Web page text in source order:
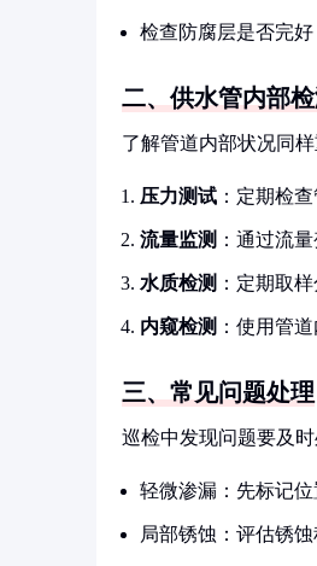
检查防腐层是否完
二、供水管内部检
了解管道内部状况同
压力测试 ：定期检
流量监测 ：通过流
水质检测 ：定期取
内窥检测 ：使用管
三、常见问题处理
巡检中发现问题要及
轻微渗漏：先标记
局部锈蚀：评估锈